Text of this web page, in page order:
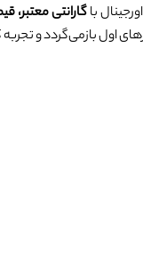
باگارانتی معتبر،
اول بازمی‌گردد و